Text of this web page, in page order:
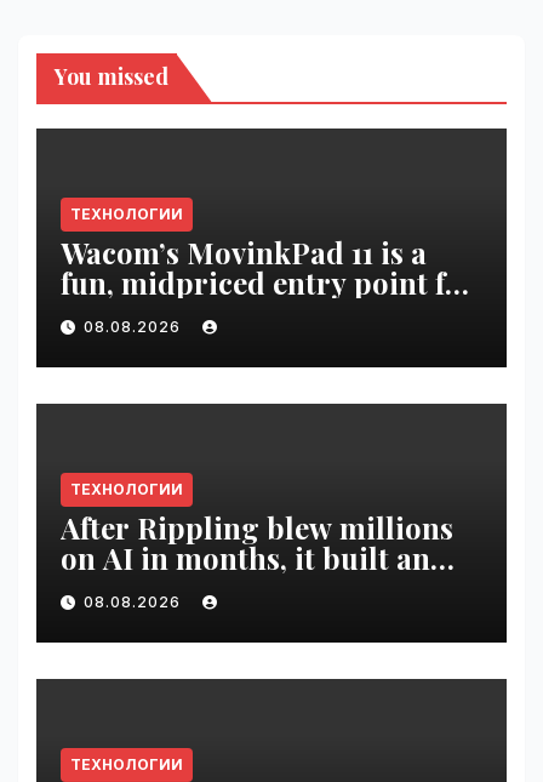
You missed
ТЕХНОЛОГИИ
Wacom’s MovinkPad 11 is a
fun, midpriced entry point for
digital artists | VseTime.ru
08.08.2026
ТЕХНОЛОГИИ
After Rippling blew millions
on AI in months, it built an
employee ROI tool |
VseTime.ru
08.08.2026
ТЕХНОЛОГИИ